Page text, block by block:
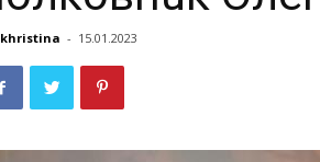
khristina - 15.01.2023